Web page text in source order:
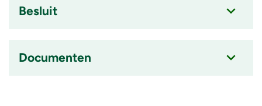
is
Besluit
is
Documenten